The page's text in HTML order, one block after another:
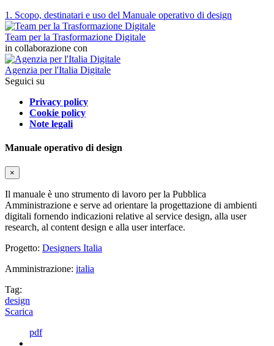
1. Scopo, destinatari e uso del Manuale operativo di design
Team per la Trasformazione Digitale
in collaborazione con
Agenzia per l'Italia Digitale
Seguici su
Privacy policy
Cookie policy
Note legali
Manuale operativo di design
×
Il manuale è uno strumento di lavoro per la Pubblica
Amministrazione e serve ad orientare la progettazione di ambienti
digitali fornendo indicazioni relative al service design, alla user
research, al content design e alla user interface.
Progetto: Designers Italia
Amministrazione: italia
Tag:
design
Scarica
pdf